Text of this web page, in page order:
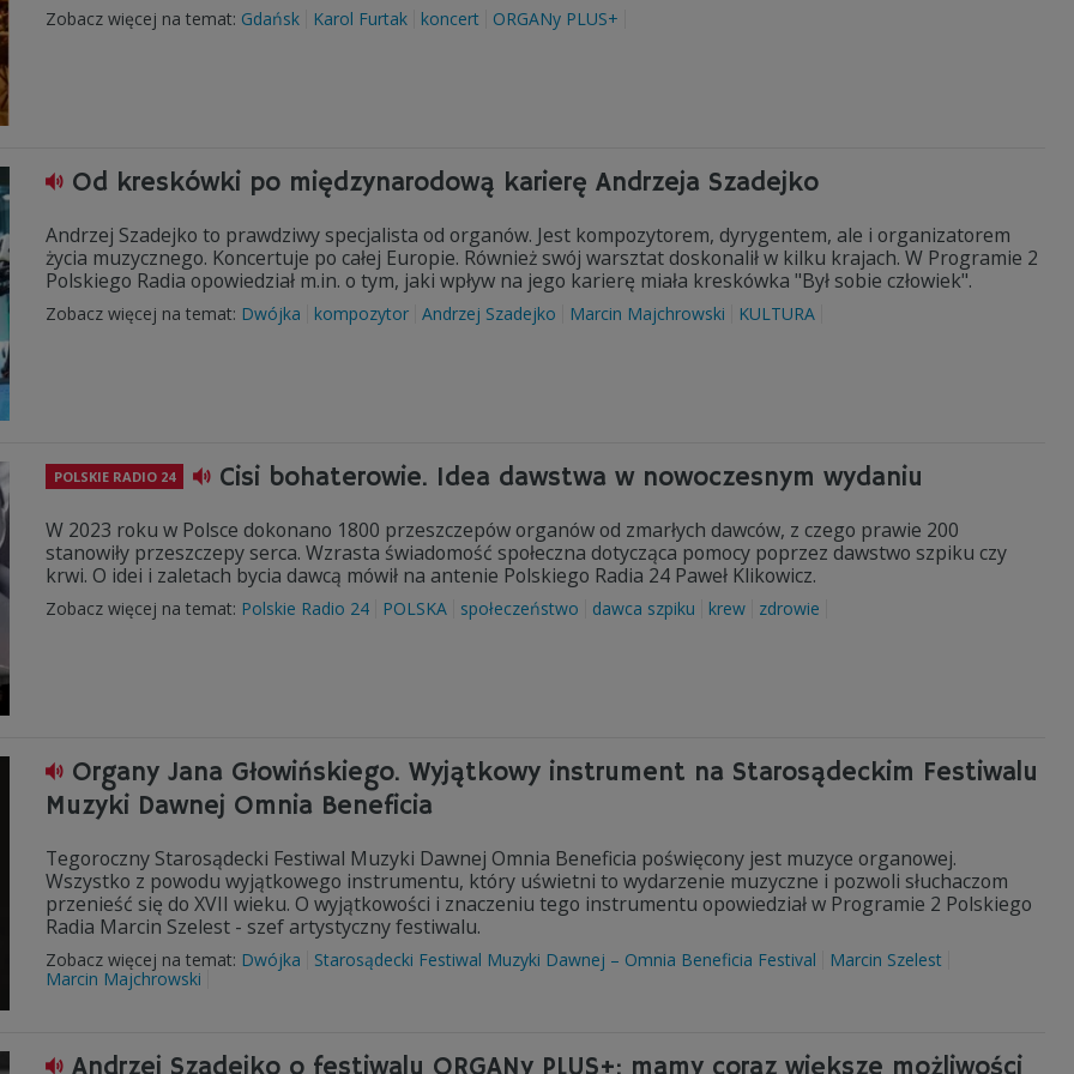
Zobacz więcej na temat: Gdańsk Karol Furtak koncert ORGANy PLUS+
Od kreskówki po międzynarodową karierę Andrzeja Szadejko
Andrzej Szadejko to prawdziwy specjalista od organów. Jest kompozytorem, dyrygentem, ale i organizatorem
życia muzycznego. Koncertuje po całej Europie. Również swój warsztat doskonalił w kilku krajach. W Programie 2
Polskiego Radia opowiedział m.in. o tym, jaki wpływ na jego karierę miała kreskówka "Był sobie człowiek".
Zobacz więcej na temat: Dwójka kompozytor Andrzej Szadejko Marcin Majchrowski KULTURA
POLSKIE RADIO 24 Cisi bohaterowie. Idea dawstwa w nowoczesnym wydaniu
W 2023 roku w Polsce dokonano 1800 przeszczepów organów od zmarłych dawców, z czego prawie 200
stanowiły przeszczepy serca. Wzrasta świadomość społeczna dotycząca pomocy poprzez dawstwo szpiku czy
krwi. O idei i zaletach bycia dawcą mówił na antenie Polskiego Radia 24 Paweł Klikowicz.
Zobacz więcej na temat: Polskie Radio 24 POLSKA społeczeństwo dawca szpiku krew zdrowie
Organy Jana Głowińskiego. Wyjątkowy instrument na Starosądeckim Festiwalu
Muzyki Dawnej Omnia Beneficia
Tegoroczny Starosądecki Festiwal Muzyki Dawnej Omnia Beneficia poświęcony jest muzyce organowej.
Wszystko z powodu wyjątkowego instrumentu, który uświetni to wydarzenie muzyczne i pozwoli słuchaczom
przenieść się do XVII wieku. O wyjątkowości i znaczeniu tego instrumentu opowiedział w Programie 2 Polskiego
Radia Marcin Szelest - szef artystyczny festiwalu.
Zobacz więcej na temat: Dwójka Starosądecki Festiwal Muzyki Dawnej – Omnia Beneficia Festival
Marcin Szelest
Marcin Majchrowski